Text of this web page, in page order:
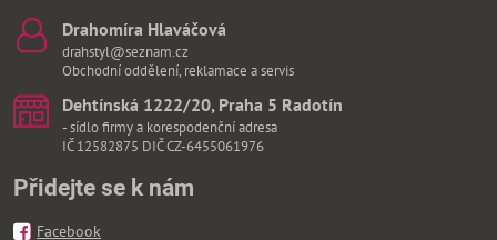
Drahomíra Hlaváčová
drahstyl@seznam.cz
Obchodní oddělení, reklamace a servis
Dehtínská 1222/20, Praha 5 Radotín
- sídlo firmy a korespodenční adresa
IČ 12582875 DIČ CZ-6455061976
Přidejte se k nám
Facebook